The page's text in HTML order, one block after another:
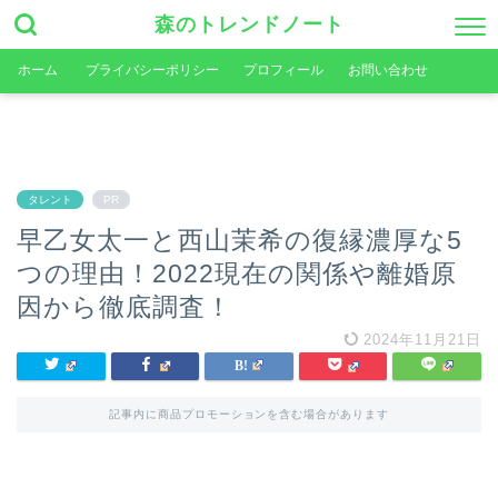
森のトレンドノート
ホーム プライバシーポリシー プロフィール お問い合わせ
タレント PR
早乙女太一と西山茉希の復縁濃厚な5
つの理由！2022現在の関係や離婚原
因から徹底調査！
2024年11月21日
記事内に商品プロモーションを含む場合があります